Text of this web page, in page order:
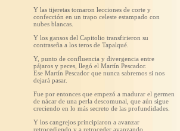
Y las tijeretas tomaron lecciones de corte y
confección en un trapo celeste estampado con
nubes blancas.
Y los gansos del Capitolio transfirieron su
contraseña a los teros de Tapalqué.
Y, punto de confluencia y divergencia entre
pájaros y peces, llegó el Martín Pescador.
Ese Martín Pescador que nunca sabremos si nos
dejará pasar.
Fue por entonces que empezó a madurar el germen
de nácar de una perla descomunal, que aún sigue
creciendo en lo más secreto de las profundidades.
Y los cangrejos principiaron a avanzar
retrocediendo y a retroceder avanzando.